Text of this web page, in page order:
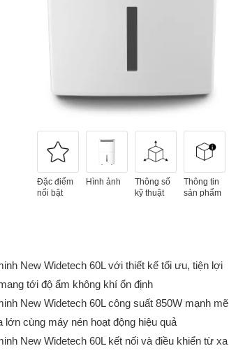
Đặc điểm
nổi bật
Hình ảnh
Thông số
kỹ thuật
Thông tin
sản phẩm
New Widetech 60L với thiết kế tối ưu, tiện lợi
tới độ ẩm không khí ổn định
New Widetech 60L công suất 850W mạnh mẽ
lớn cùng máy nén hoạt động hiệu quả
New Widetech 60L kết nối và điều khiển từ xa